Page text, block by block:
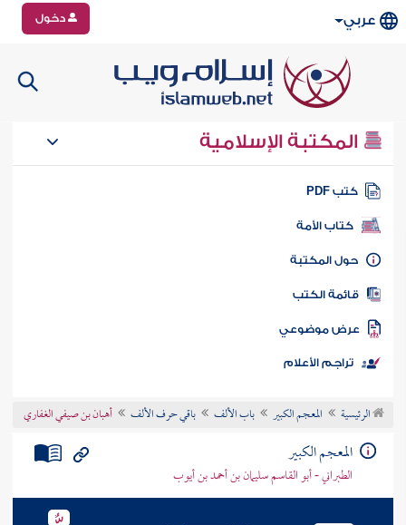
عربي دخول
المكتبة الإسلامية
كتب PDF
كتاب الأمة
المكتبة
الكتب
موضوعي
تراجم الأعلام
الرئيسية المعجم الكبير باب الألف باقي حرف الألف أهبان بن صيفي الغفاري
المعجم الكبير
الطبراني - أبو القاسم سليمان بن أحمد بن أيوب